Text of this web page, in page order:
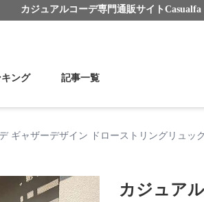
カジュアルコーデ専門通販サイト Casualfa
ング 記事一覧
ギャザーデザイン ドローストリングリュック
カジュア